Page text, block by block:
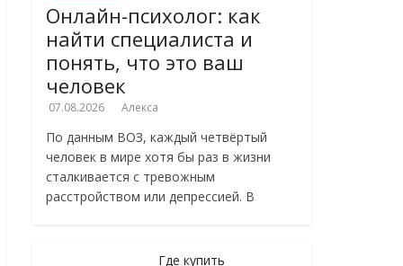
Онлайн-психолог: как
найти специалиста и
понять, что это ваш
человек
07.08.2026 Алекса
По данным ВОЗ, каждый четвёртый
человек в мире хотя бы раз в жизни
сталкивается с тревожным
расстройством или депрессией. В
Где купить